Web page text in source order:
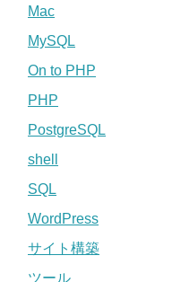
Mac
MySQL
On to PHP
PHP
PostgreSQL
shell
SQL
WordPress
サイト構築
ツール